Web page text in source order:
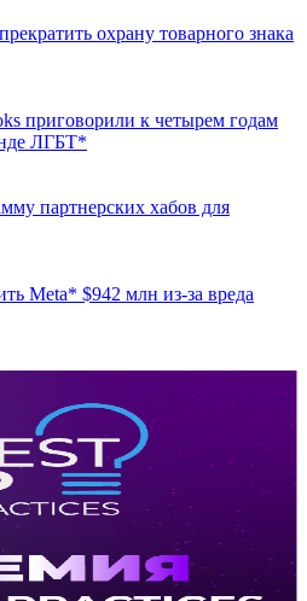
охрану товарного знака
приговорили к четырем годам
ЛГБТ*
партнерских хабов для
Meta* $942 млн из-за вреда